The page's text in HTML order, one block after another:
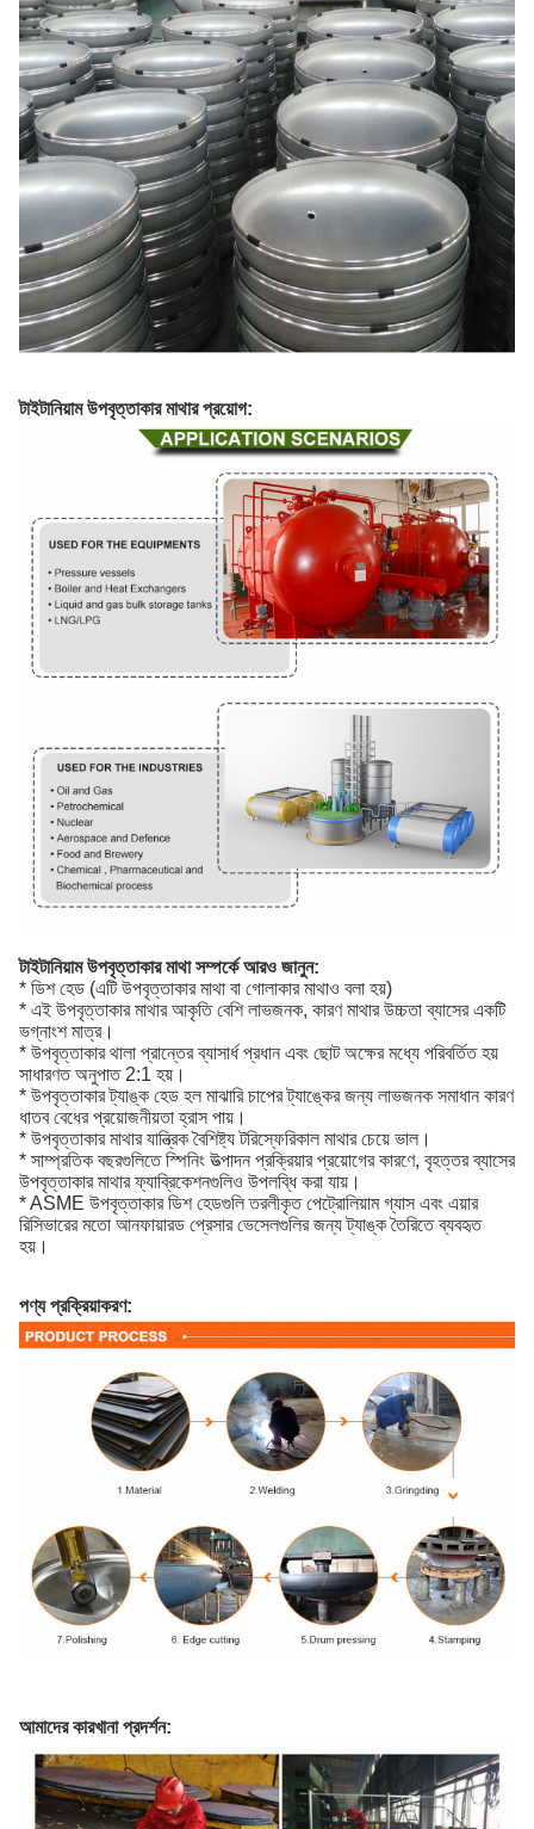
টাইটানিয়াম উপবৃত্তাকার মাথার প্রয়োগ:
টাইটানিয়াম উপবৃত্তাকার মাথা সম্পর্কে আরও জানুন:
* ডিশ হেড (এটি উপবৃত্তাকার মাথা বা গোলাকার মাথাও বলা হয়)
* এই উপবৃত্তাকার মাথার আকৃতি বেশি লাভজনক, কারণ মাথার উচ্চতা ব্যাসের একটি
ভগ্নাংশ মাত্র।
* উপবৃত্তাকার থালা প্রান্তের ব্যাসার্ধ প্রধান এবং ছোট অক্ষের মধ্যে পরিবর্তিত হয়
সাধারণত অনুপাত 2:1 হয়।
* উপবৃত্তাকার ট্যাঙ্ক হেড হল মাঝারি চাপের ট্যাঙ্কের জন্য লাভজনক সমাধান কারণ
ধাতব বেধের প্রয়োজনীয়তা হ্রাস পায়।
* উপবৃত্তাকার মাথার যান্ত্রিক বৈশিষ্ট্য টরিস্ফেরিকাল মাথার চেয়ে ভাল।
* সাম্প্রতিক বছরগুলিতে স্পিনিং উত্পাদন প্রক্রিয়ার প্রয়োগের কারণে, বৃহত্তর ব্যাসের
উপবৃত্তাকার মাথার ফ্যাব্রিকেশনগুলিও উপলব্ধি করা যায়।
* ASME উপবৃত্তাকার ডিশ হেডগুলি তরলীকৃত পেট্রোলিয়াম গ্যাস এবং এয়ার
রিসিভারের মতো আনফায়ারড প্রেসার ভেসেলগুলির জন্য ট্যাঙ্ক তৈরিতে ব্যবহৃত
হয়।
পণ্য প্রক্রিয়াকরণ:
আমাদের কারখানা প্রদর্শন: